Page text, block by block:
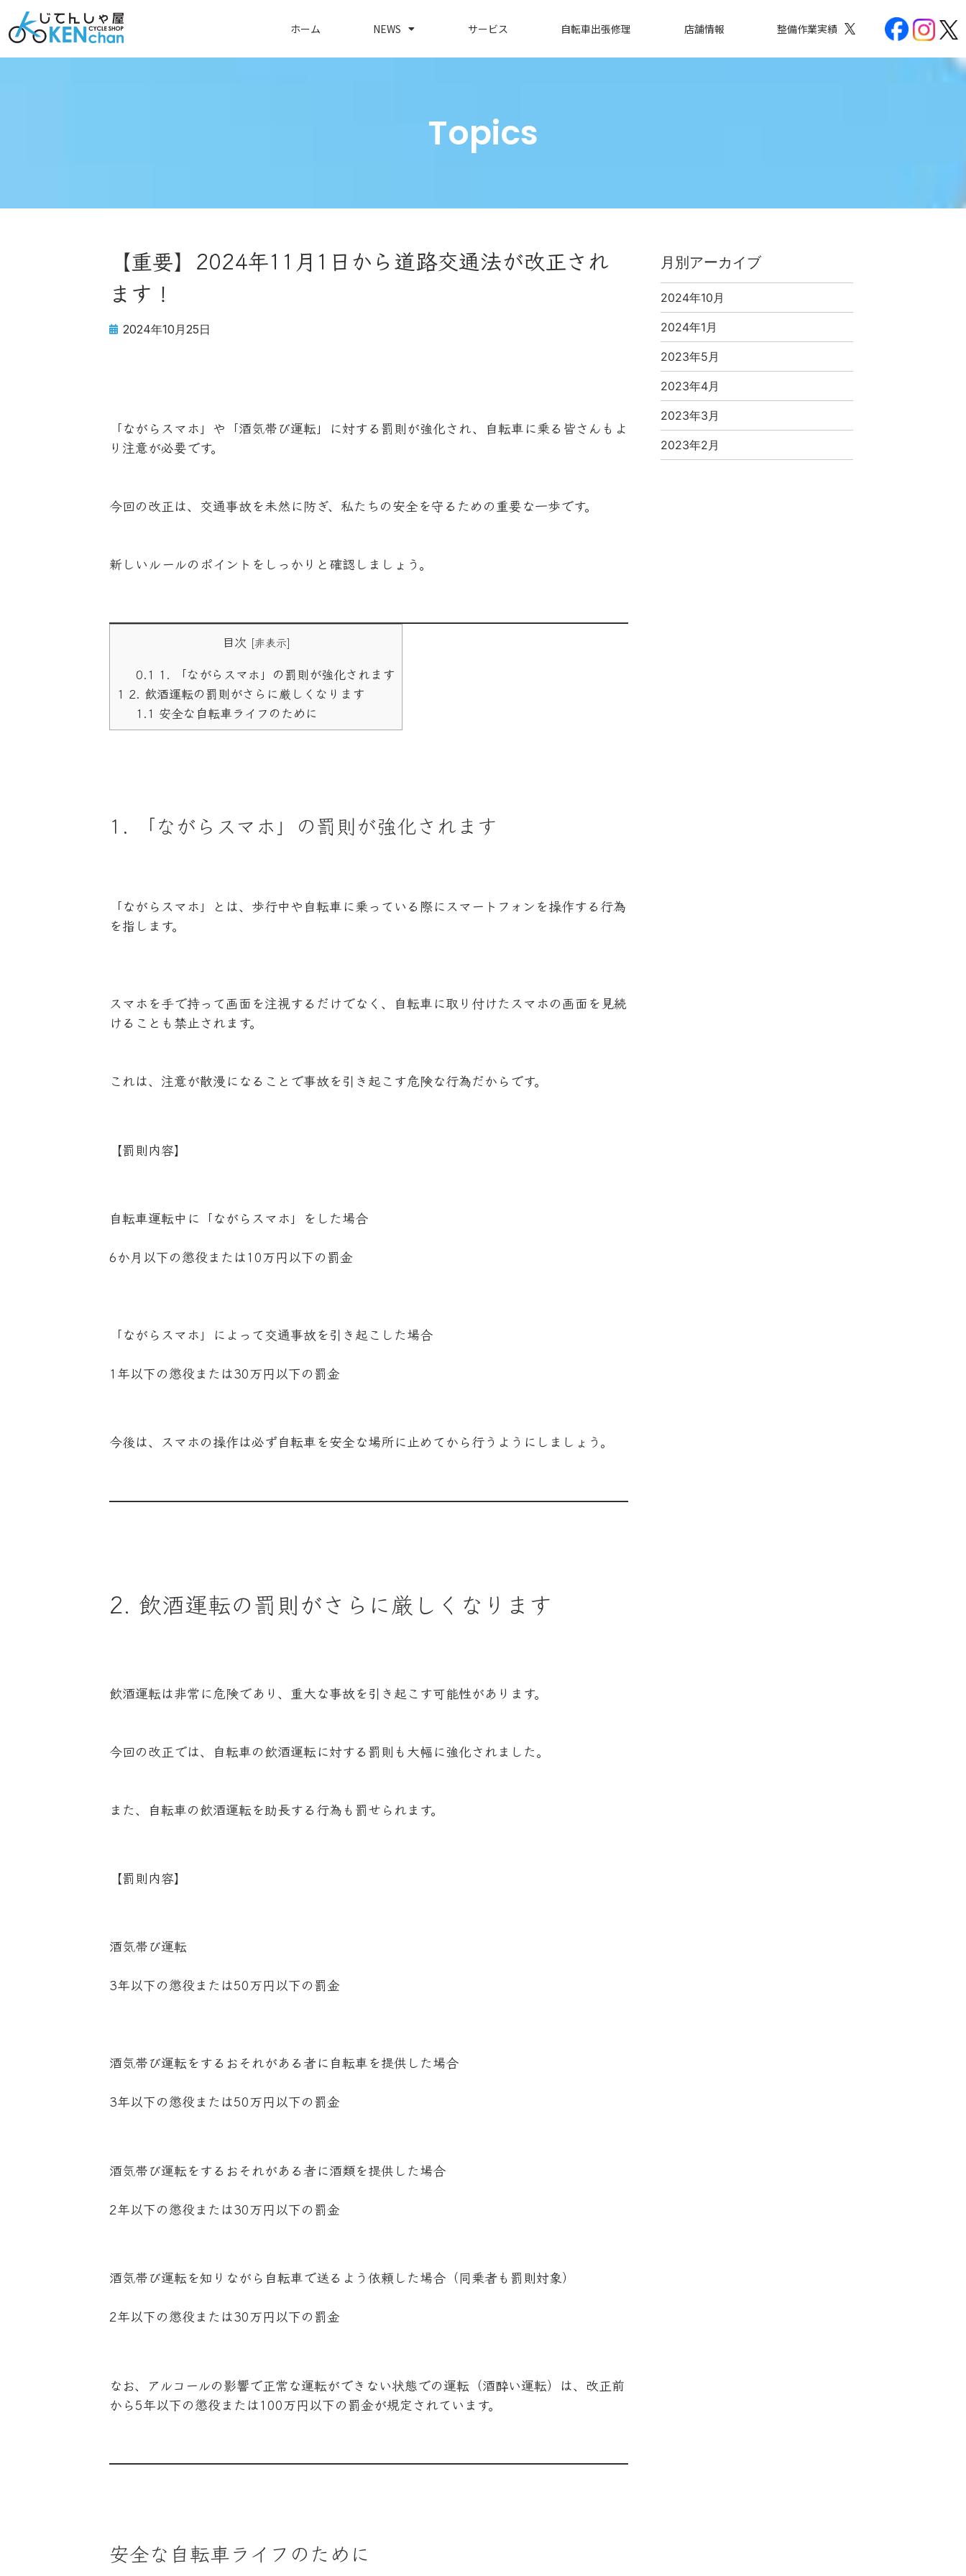
ホーム NEWS サービス 自転車出張修理 店舗情報 整備作業実績
Topics
【重要】2024年11月1日から道路交通法が改正され
ます！
2024年10月25日
「ながらスマホ」や「酒気帯び運転」に対する罰則が強化され、自転車に乗る皆さんもよ
り注意が必要です。
今回の改正は、交通事故を未然に防ぎ、私たちの安全を守るための重要な一歩です。
新しいルールのポイントをしっかりと確認しましょう。
目次 [非表示]
0.1 1. 「ながらスマホ」の罰則が強化されます
1 2. 飲酒運転の罰則がさらに厳しくなります
1.1 安全な自転車ライフのために
1. 「ながらスマホ」の罰則が強化されます
「ながらスマホ」とは、歩行中や自転車に乗っている際にスマートフォンを操作する行為
を指します。
スマホを手で持って画面を注視するだけでなく、自転車に取り付けたスマホの画面を見続
けることも禁止されます。
これは、注意が散漫になることで事故を引き起こす危険な行為だからです。
【罰則内容】
自転車運転中に「ながらスマホ」をした場合
6か月以下の懲役または10万円以下の罰金
「ながらスマホ」によって交通事故を引き起こした場合
1年以下の懲役または30万円以下の罰金
今後は、スマホの操作は必ず自転車を安全な場所に止めてから行うようにしましょう。
2. 飲酒運転の罰則がさらに厳しくなります
飲酒運転は非常に危険であり、重大な事故を引き起こす可能性があります。
今回の改正では、自転車の飲酒運転に対する罰則も大幅に強化されました。
また、自転車の飲酒運転を助長する行為も罰せられます。
【罰則内容】
酒気帯び運転
3年以下の懲役または50万円以下の罰金
酒気帯び運転をするおそれがある者に自転車を提供した場合
3年以下の懲役または50万円以下の罰金
酒気帯び運転をするおそれがある者に酒類を提供した場合
2年以下の懲役または30万円以下の罰金
酒気帯び運転を知りながら自転車で送るよう依頼した場合（同乗者も罰則対象）
2年以下の懲役または30万円以下の罰金
なお、アルコールの影響で正常な運転ができない状態での運転（酒酔い運転）は、改正前
から5年以下の懲役または100万円以下の罰金が規定されています。
安全な自転車ライフのために
月別アーカイブ
2024年10月
2024年1月
2023年5月
2023年4月
2023年3月
2023年2月